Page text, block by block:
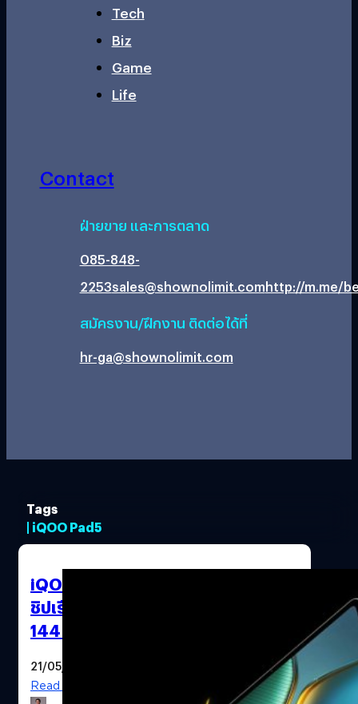
Tech
Biz
Game
Life
Contact
ฝ่ายขาย และการตลาด
085-848-
2253sales@shownolimit.comhttp://m.me/
สมัครงาน/ฝึกงาน ติดต่อได้ที่
hr-ga@shownolimit.com
Tags
| iQOO Pad5
iQOO เปิดตัว Pad5 และ Pad5 Pro :
ชิปเรือธง Dimensity 9400+, จอ
144 Hz, แบตเตอรี่ขนาดใหญ่
21/05/2025
Read More